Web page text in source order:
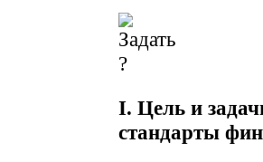
I. Цель и
стандарты